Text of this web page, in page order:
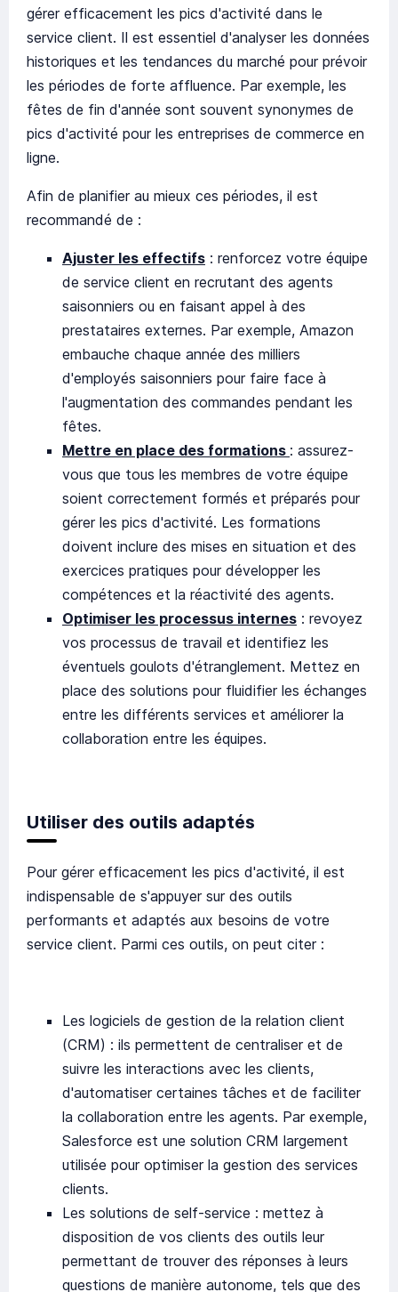
gérer efficacement les pics d'activité dans le
service client. Il est essentiel d'analyser les données
historiques et les tendances du marché pour prévoir
les périodes de forte affluence. Par exemple, les
fêtes de fin d'année sont souvent synonymes de
pics d'activité pour les entreprises de commerce en
ligne.
Afin de planifier au mieux ces périodes, il est
recommandé de :
Ajuster les effectifs : renforcez votre équipe
de service client en recrutant des agents
saisonniers ou en faisant appel à des
prestataires externes. Par exemple, Amazon
embauche chaque année des milliers
d'employés saisonniers pour faire face à
l'augmentation des commandes pendant les
fêtes.
Mettre en place des formations : assurez-
vous que tous les membres de votre équipe
soient correctement formés et préparés pour
gérer les pics d'activité. Les formations
doivent inclure des mises en situation et des
exercices pratiques pour développer les
compétences et la réactivité des agents.
Optimiser les processus internes : revoyez
vos processus de travail et identifiez les
éventuels goulots d'étranglement. Mettez en
place des solutions pour fluidifier les échanges
entre les différents services et améliorer la
collaboration entre les équipes.
Utiliser des outils adaptés
Pour gérer efficacement les pics d'activité, il est
indispensable de s'appuyer sur des outils
performants et adaptés aux besoins de votre
service client. Parmi ces outils, on peut citer :
Les logiciels de gestion de la relation client
(CRM) : ils permettent de centraliser et de
suivre les interactions avec les clients,
d'automatiser certaines tâches et de faciliter
la collaboration entre les agents. Par exemple,
Salesforce est une solution CRM largement
utilisée pour optimiser la gestion des services
clients.
Les solutions de self-service : mettez à
disposition de vos clients des outils leur
permettant de trouver des réponses à leurs
questions de manière autonome, tels que des